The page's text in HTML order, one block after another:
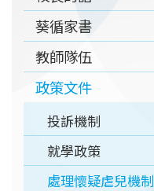
葵循家書
教師隊伍
政策文件
投訴機制
就學政策
處理懷疑虐兒機制